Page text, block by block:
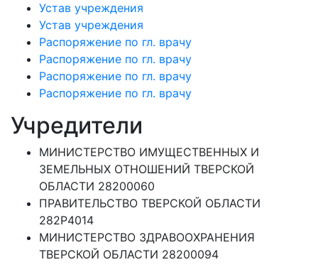
Устав учреждения
Устав учреждения
Распоряжение по гл. врачу
Распоряжение по гл. врачу
Распоряжение по гл. врачу
Распоряжение по гл. врачу
Учредители
МИНИСТЕРСТВО ИМУЩЕСТВЕННЫХ И
ЗЕМЕЛЬНЫХ ОТНОШЕНИЙ ТВЕРСКОЙ
ОБЛАСТИ 28200060
ПРАВИТЕЛЬСТВО ТВЕРСКОЙ ОБЛАСТИ
282Р4014
МИНИСТЕРСТВО ЗДРАВООХРАНЕНИЯ
ТВЕРСКОЙ ОБЛАСТИ 28200094